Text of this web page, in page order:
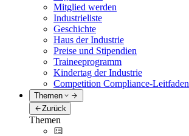
Mitglied werden
Industrieliste
Geschichte
Haus der Industrie
Preise und Stipendien
Traineeprogramm
Kindertag der Industrie
Competition Compliance-Leitfaden
Themen
Zurück
Themen